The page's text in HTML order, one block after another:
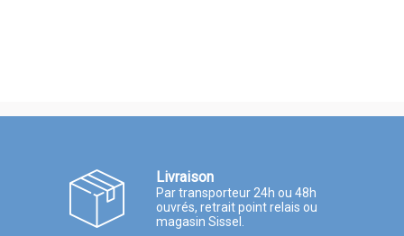
Livraison
Par transporteur 24h ou 48h
ouvrés, retrait point relais ou
magasin Sissel.